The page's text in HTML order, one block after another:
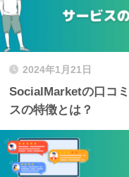
2024年1月21日
SocialMarketの口コ
スの特徴とは？